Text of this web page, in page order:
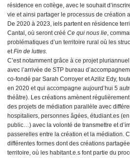
résidence en collège, avec le souhait
vie et ainsi partager le processus de création
De 2020 à 2023, iels partent en résidence
Cantal, où seront créé Ce qui nous lie,
problématiques d’un territoire rural où les
etFin de luttes.
C’est notamment grâce à ce projet
avec l’arrivée de STP bureau
co-fondé par Sarah Corroyer et Aziliz Edy,
en 2020 et qui accompagne aujourd’hui 5
théâtre). Les créations amènent
des projets de médiation parallèle avec
hospitaliers, personnes âgées, étudiant.es
public…) avec la volonté de transmettre et
passerelles entre la création et la médiation.
différentes formes dont des créations
territoire, où les habitant.e.s font partie du